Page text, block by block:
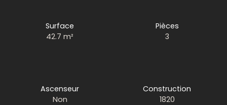
Surface
42.7m²
Pièces
3
Ascenseur
Non
Construction
1820